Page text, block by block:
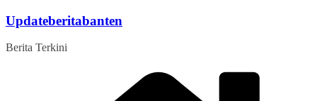
Skip
content
Updateberitabanten
Berita Terkini